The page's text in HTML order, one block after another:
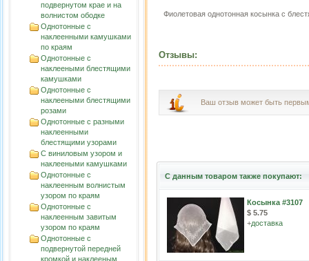
подвернутом крае и на
волнистом ободке
Однотонные с
наклеенными камушками
по краям
Однотонные с
наклееными блестящими
камушками
Однотонные с
наклееными блестящими
розами
Однотонные с разными
наклеенными
блестящими узорами
С виниловым узором и
наклееными камушками
Однотонные с
наклеенным волнистым
узорoм по краям
Однотонные с
наклеенным завитым
узорoм по краям
Однотонные с
подвернутой передней
кромкой и наклееным
Фиолетовая однотонная косынка с
Отзывы:
Ваш отзыв может быть
С данным товаром также покупают:
Косынка #3107
$ 5.75
+доставка